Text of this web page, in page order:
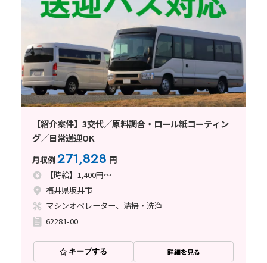
【紹介案件】3交代／原料調合・ロール紙コーティン
グ／日常送迎OK
月収例271,828 円
【時給】1,400円～
福井県坂井市
マシンオペレーター、清掃・洗浄
62281-00
キープする 詳細を見る